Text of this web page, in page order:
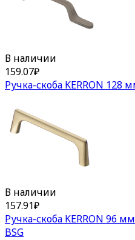
В наличии
159.07₽
Ручка-скоба KERRON 128
В наличии
157.91₽
Ручка-скоба KERRON 96
BSG